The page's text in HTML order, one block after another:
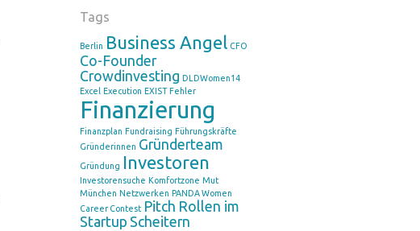
Tags
Berlin Business Angel CFO
Co-Founder
Crowdinvesting DLDWomen14
Excel Execution EXIST Fehler
Finanzierung
Finanzplan Fundraising Führungskräfte
Gründerinnen Gründerteam
Gründung Investoren
Investorensuche Komfortzone Mut
München Netzwerken PANDA Women
Career Contest Pitch Rollen im
Startup Scheitern